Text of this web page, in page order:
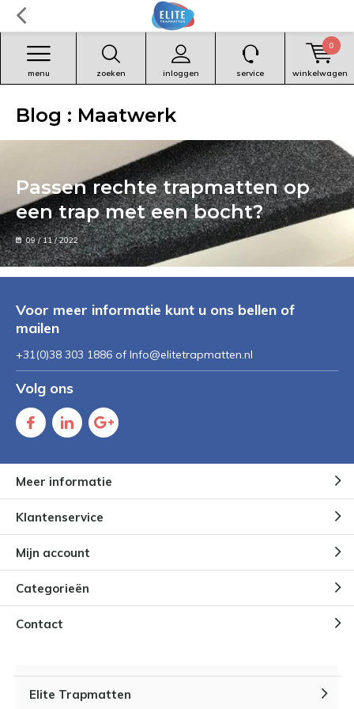
zoeken inloggen
menu service winkelwagen
0
Blog : Maatwerk
Passen rechte trapmatten op
een trap met een bocht?
09 / 11 / 2022
Voor meer informatie kunt u ons bellen of
mailen
+31(0)38 303 1886 of Info@elitetrapmatten.nl
Volg ons
Meer informatie
Klantenservice
Mijn account
Categorieën
Contact
Elite Trapmatten